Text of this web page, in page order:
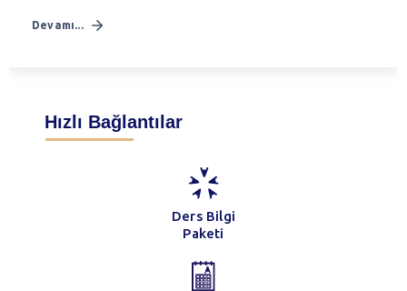
Devamı...
Hızlı Bağlantılar
Ders Bilgi
Paketi